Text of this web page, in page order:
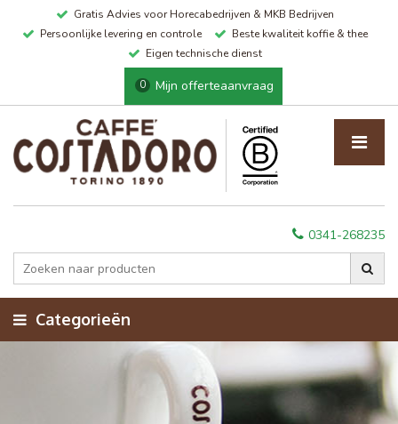
Gratis Advies voor Horecabedrijven & MKB Bedrijven
Persoonlijke levering en controle
Beste kwaliteit koffie & thee
Eigen technische dienst
0 Mijn offerteaanvraag
0341-268235
Categorieën